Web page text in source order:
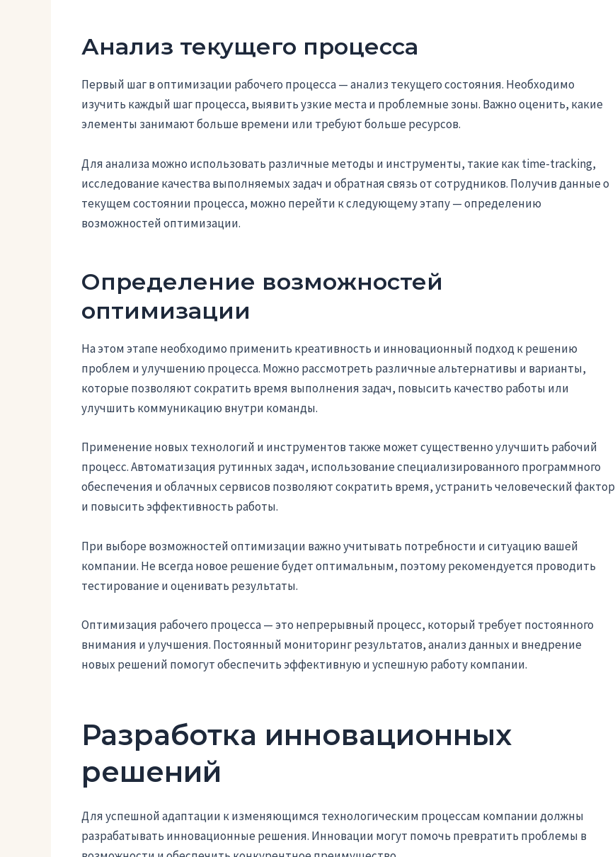
Анализ текущего процесса
Первый шаг в оптимизации рабочего процесса — анализ текущего состояния. Необходимо
изучить каждый шаг процесса, выявить узкие места и проблемные зоны. Важно оценить, какие
элементы занимают больше времени или требуют больше ресурсов.
Для анализа можно использовать различные методы и инструменты, такие как time-tracking,
исследование качества выполняемых задач и обратная связь от сотрудников. Получив данные о
текущем состоянии процесса, можно перейти к следующему этапу — определению
возможностей оптимизации.
Определение возможностей
оптимизации
На этом этапе необходимо применить креативность и инновационный подход к решению
проблем и улучшению процесса. Можно рассмотреть различные альтернативы и варианты,
которые позволяют сократить время выполнения задач, повысить качество работы или
улучшить коммуникацию внутри команды.
Применение новых технологий и инструментов также может существенно улучшить рабочий
процесс. Автоматизация рутинных задач, использование специализированного программного
обеспечения и облачных сервисов позволяют сократить время, устранить человеческий фактор
и повысить эффективность работы.
При выборе возможностей оптимизации важно учитывать потребности и ситуацию вашей
компании. Не всегда новое решение будет оптимальным, поэтому рекомендуется проводить
тестирование и оценивать результаты.
Оптимизация рабочего процесса — это непрерывный процесс, который требует постоянного
внимания и улучшения. Постоянный мониторинг результатов, анализ данных и внедрение
новых решений помогут обеспечить эффективную и успешную работу компании.
Разработка инновационных
решений
Для успешной адаптации к изменяющимся технологическим процессам компании должны
разрабатывать инновационные решения. Инновации могут помочь превратить проблемы в